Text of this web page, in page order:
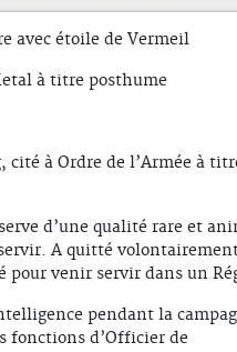
avec étoile de Vermeil
à titre posthume
cité à Ordre de l’Armée à
d’une qualité rare et
A quitté
pour venir servir dans un
pendant la
fonctions d’Officier de